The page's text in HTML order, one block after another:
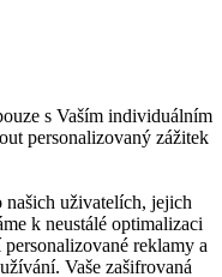
s Vaším individuálním
personalizovaný zážitek
našich uživatelích, jejich
k neustálé optimalizaci
reklamy a
Vaše zašifrovaná